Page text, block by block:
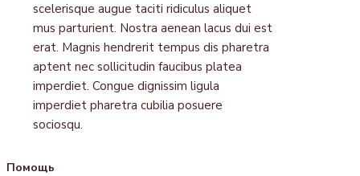
scelerisque augue taciti ridiculus aliquet
mus parturient. Nostra aenean lacus dui est
erat. Magnis hendrerit tempus dis pharetra
aptent nec sollicitudin faucibus platea
imperdiet. Congue dignissim ligula
imperdiet pharetra cubilia posuere
sociosqu.
Помощь